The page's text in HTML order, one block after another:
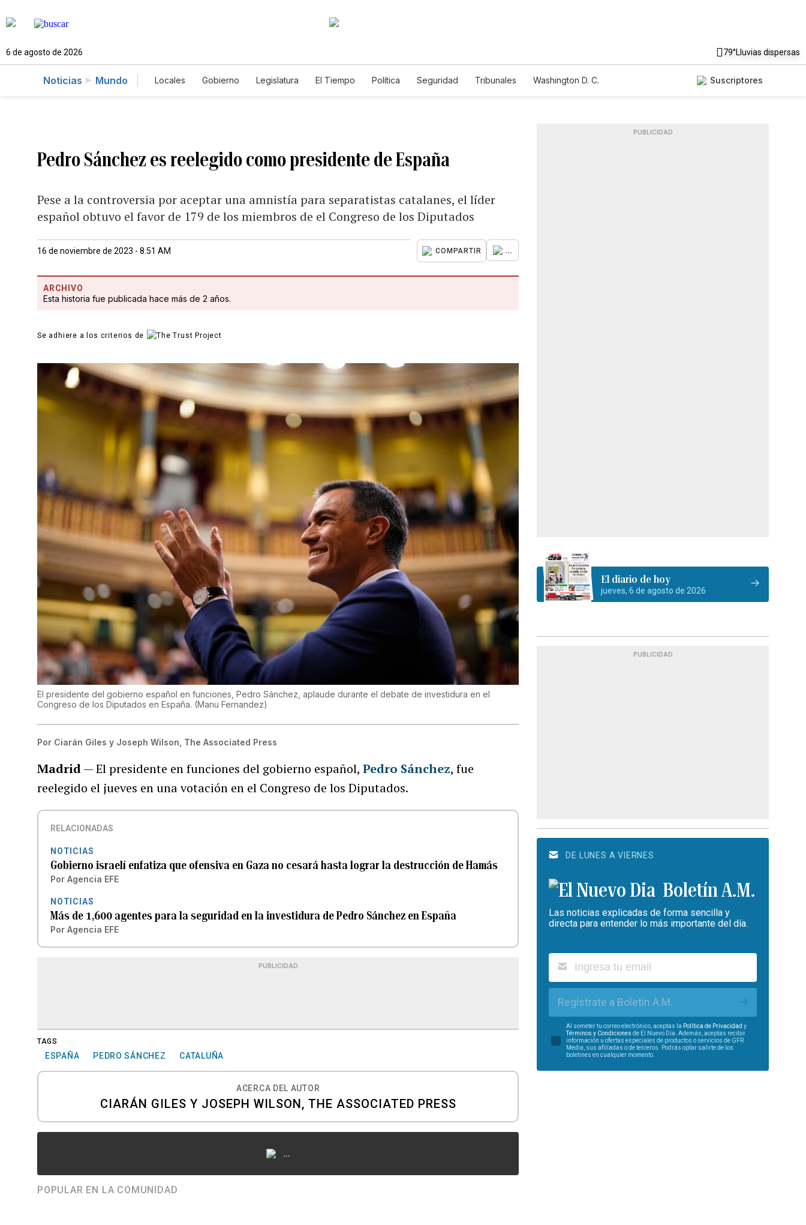
6 de agosto de 2026 79°Lluvias dispersas
Noticias Mundo Locales Gobierno Legislatura El Tiempo Política Seguridad Tribunales
Washington D. C.
Suscriptores
Pedro Sánchez es reelegido como presidente de España
Pese a la controversia por aceptar una amnistía para separatistas catalanes, el líder
español obtuvo el favor de 179 de los miembros de el Congreso de los Diputados
16 de noviembre de 2023 - 8:51 AM COMPARTIR ...
ARCHIVO
Esta historia fue publicada hace más de 2 años.
Se adhiere a los criterios de
El presidente del gobierno español en funciones, Pedro Sánchez, aplaude durante el debate de investidura en el
Congreso de los Diputados en España. (Manu Fernandez)
Por Ciarán Giles y Joseph Wilson, The Associated Press
Madrid— El presidente en funciones del gobierno español,Pedro Sánchez, fue
reelegido el jueves en una votación en el Congreso de los Diputados.
RELACIONADAS
NOTICIAS
Gobierno israelí enfatiza que ofensiva en Gaza no cesará hasta lograr la destrucción de Hamás
Por Agencia EFE
NOTICIAS
Más de 1,600 agentes para la seguridad en la investidura de Pedro Sánchez en España
Por Agencia EFE
PUBLICIDAD
TAGS
ESPAÑA PEDRO SÁNCHEZ CATALUÑA
ACERCA DEL AUTOR
CIARÁN GILES Y JOSEPH WILSON, THE ASSOCIATED PRESS
...
POPULAR EN LA COMUNIDAD
PUBLICIDAD
El diario de hoy
jueves, 6 de agosto de 2026
PUBLICIDAD
DE LUNES A VIERNES
Boletín A.M.
Las noticias explicadas de forma sencilla y
directa para entender lo más importante del día.
Regístrate a Boletín A.M.
Al someter tu correo electrónico, aceptas la Política de Privacidad y
Términos y Condiciones de El Nuevo Día. Además, aceptas recibir
información u ofertas especiales de productos o servicios de GFR
Media, sus afiliadas o de terceros. Podrás optar salirte de los
boletines en cualquier momento.